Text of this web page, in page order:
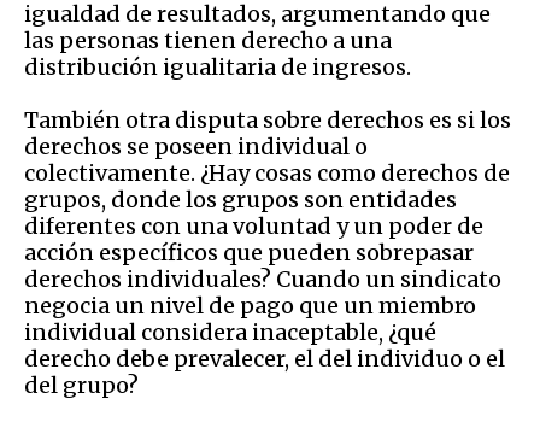
igualdad de resultados, argumentando que
las personas tienen derecho a una
distribución igualitaria de ingresos.
También otra disputa sobre derechos es si los
derechos se poseen individual o
colectivamente. ¿Hay cosas como derechos de
grupos, donde los grupos son entidades
diferentes con una voluntad y un poder de
acción específicos que pueden sobrepasar
derechos individuales? Cuando un sindicato
negocia un nivel de pago que un miembro
individual considera inaceptable, ¿qué
derecho debe prevalecer, el del individuo o el
del grupo?